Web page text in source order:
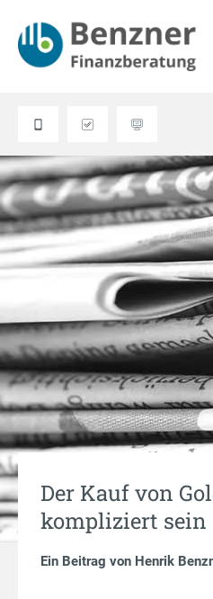
Der Kauf von
kompliziert sein
Ein Beitrag von Henrik